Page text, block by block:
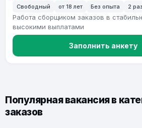
Свободный от 18 лет Без опыта 2
Работа сборщиком заказов в
высокими выплатами
Заполнить анкету
Популярная вакансия в
заказов